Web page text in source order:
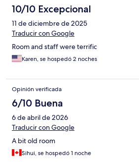
10/10 Excepcional
11 de diciembre de 2025
Traducir con Google
Room and staff were terrific
Karen, se hospedó 2 noches
Opinión verificada
6/10 Buena
6 de abril de 2026
Traducir con Google
A bit old room
Sihui, se hospedó 1 noche